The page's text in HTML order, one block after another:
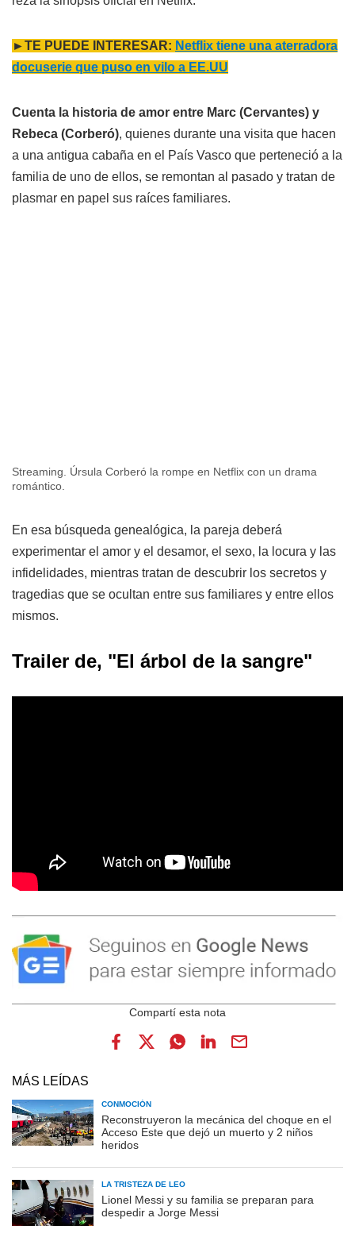
►TE PUEDE INTERESAR: Netflix tiene una aterradora
docuserie que puso en vilo a EE.UU
Cuenta la historia de amor entre Marc (Cervantes) y
Rebeca (Corberó), quienes durante una visita que hacen
a una antigua cabaña en el País Vasco que perteneció a la
familia de uno de ellos, se remontan al pasado y tratan de
plasmar en papel sus raíces familiares.
Streaming. Úrsula Corberó la rompe en Netflix con un drama
romántico.
En esa búsqueda genealógica, la pareja deberá
experimentar el amor y el desamor, el sexo, la locura y las
infidelidades, mientras tratan de descubrir los secretos y
tragedias que se ocultan entre sus familiares y entre ellos
mismos.
Trailer de, "El árbol de la sangre"
MÁS LEÍDAS
CONMOCIÓN
Reconstruyeron la mecánica del choque en el
Acceso Este que dejó un muerto y 2 niños
heridos
LA TRISTEZA DE LEO
Lionel Messi y su familia se preparan para
despedir a Jorge Messi